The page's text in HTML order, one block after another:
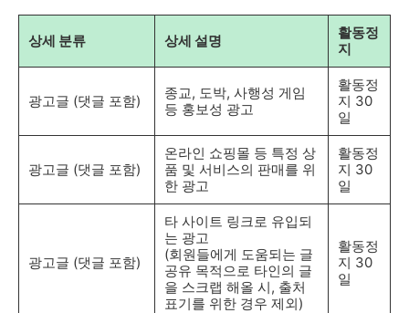
상세 분류 상세 설명
활동정
지
광고글 (댓글 포함)
종교, 도박, 사행성 게임
등 홍보성 광고
활동정
지 30
일
광고글 (댓글 포함)
온라인 쇼핑몰 등 특정 상
품 및 서비스의 판매를 위
한 광고
활동정
지 30
일
광고글 (댓글 포함)
타 사이트 링크로 유입되
는 광고
(회원들에게 도움되는 글
공유 목적으로 타인의 글
을 스크랩 해올 시, 출처
표기를 위한 경우 제외)
활동정
지 30
일